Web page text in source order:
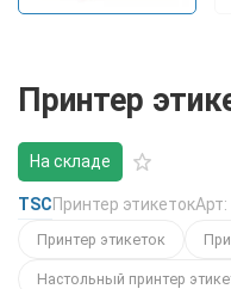
Принтер
На складе
TSCПринтер этикеток
Принтер этикеток
Настольный принтер